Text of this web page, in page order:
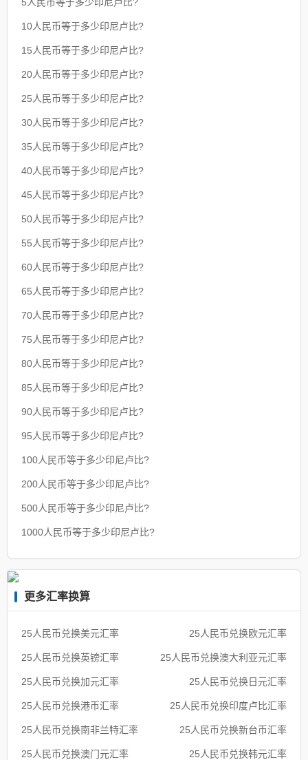
5人民币等于多少印尼卢比?
10人民币等于多少印尼卢比?
15人民币等于多少印尼卢比?
20人民币等于多少印尼卢比?
25人民币等于多少印尼卢比?
30人民币等于多少印尼卢比?
35人民币等于多少印尼卢比?
40人民币等于多少印尼卢比?
45人民币等于多少印尼卢比?
50人民币等于多少印尼卢比?
55人民币等于多少印尼卢比?
60人民币等于多少印尼卢比?
65人民币等于多少印尼卢比?
70人民币等于多少印尼卢比?
75人民币等于多少印尼卢比?
80人民币等于多少印尼卢比?
85人民币等于多少印尼卢比?
90人民币等于多少印尼卢比?
95人民币等于多少印尼卢比?
100人民币等于多少印尼卢比?
200人民币等于多少印尼卢比?
500人民币等于多少印尼卢比?
1000人民币等于多少印尼卢比?
更多汇率换算
25人民币兑换美元汇率 25人民币兑换欧元汇率
25人民币兑换英镑汇率 25人民币兑换澳大利亚元汇率
25人民币兑换加元汇率 25人民币兑换日元汇率
25人民币兑换港币汇率 25人民币兑换印度卢比汇率
25人民币兑换南非兰特汇率 25人民币兑换新台币汇率
25人民币兑换澳门元汇率 25人民币兑换韩元汇率